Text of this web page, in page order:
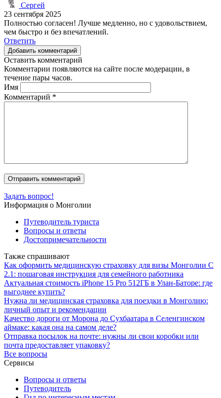
Сергей
23 сентября 2025
Полностью согласен! Лучше медленно, но с удовольствием,
чем быстро и без впечатлений.
Ответить
Добавить комментарий
Оставить комментарий
Комментарии появляются на сайте после модерации, в
течение пары часов.
Имя
Комментарий *
Задать вопрос!
Информация о Монголии
Путеводитель туриста
Вопросы и ответы
Достопримечательности
Также спрашивают
Как оформить медицинскую страховку для визы Монголии С
2.1: пошаговая инструкция для семейного работника
Актуальная стоимость iPhone 15 Pro 512ГБ в Улан-Баторе: где
выгоднее купить?
Нужна ли медицинская страховка для поездки в Монголию:
личный опыт и рекомендации
Качество дороги от Морона до Сухбаатара в Селенгинском
аймаке: какая она на самом деле?
Отправка посылок на почте: нужны ли свои коробки или
почта предоставляет упаковку?
Все вопросы
Сервисы
Вопросы и ответы
Путеводитель